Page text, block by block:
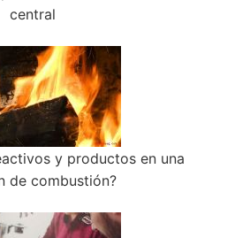
central
y productos en una
de combustión?